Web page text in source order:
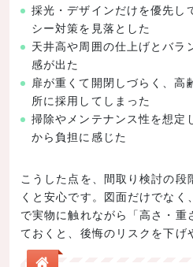
採光・デザインだけを優先し
シー対策を見落とした
天井高や周囲の仕上げとバラ
感が出た
扉が重くて開閉しづらく、高
所に採用してしまった
掃除やメンテナンス性を想定
から負担に感じた
こうした点を、間取り検討の段
くと安心です。図面だけでな
で実物に触れながら「高さ・重
ておくと、後悔のリスクを下げ